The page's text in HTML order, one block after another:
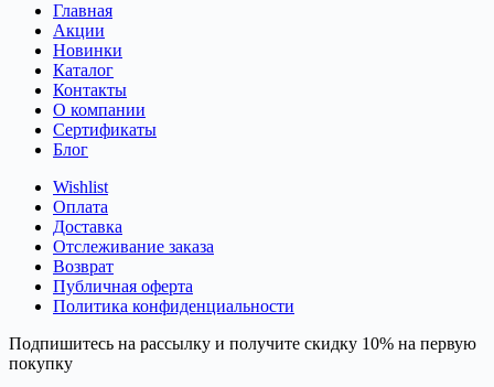
Главная
Акции
Новинки
Каталог
Контакты
О компании
Сертификаты
Блог
Wishlist
Оплата
Доставка
Отслеживание заказа
Возврат
Публичная оферта
Политика конфиденциальности
Подпишитесь на рассылку и получите скидку 10% на первую
покупку